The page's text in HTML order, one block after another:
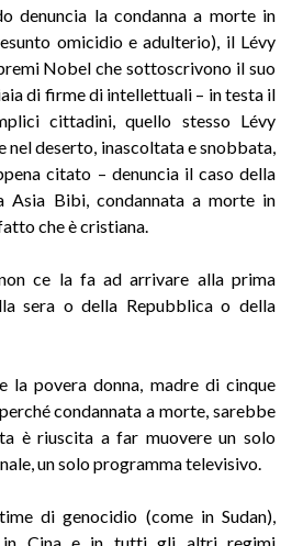
denuncia la condanna a morte in
omicidio e adulterio), il Lévy
Nobel che sottoscrivono il suo
di firme di intellettuali – in testa il
cittadini, quello stesso Lévy
nel deserto, inascoltata e snobbata,
citato – denuncia il caso della
Asia Bibi, condannata a morte in
che è cristiana.
ce la fa ad arrivare alla prima
sera o della Repubblica o della
la povera donna, madre di cinque
condannata a morte, sarebbe
è riuscita a far muovere un solo
un solo programma televisivo.
di genocidio (come in Sudan),